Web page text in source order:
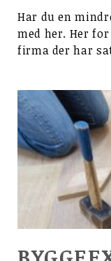
Har du en
med her. Her
firma der har